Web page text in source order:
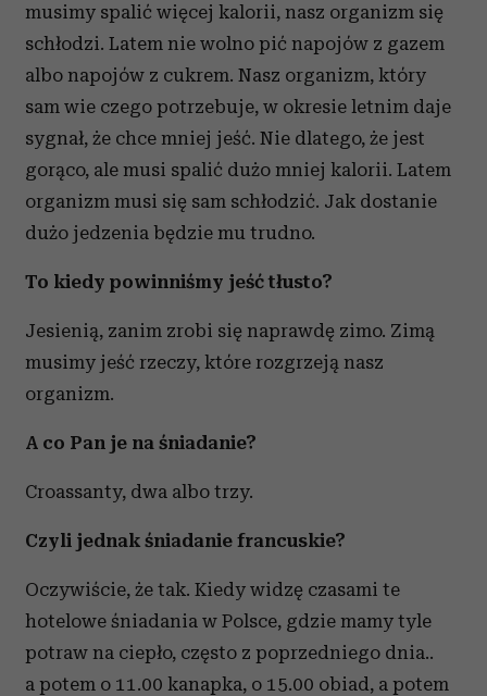
musimy spalić więcej kalorii, nasz organizm się
schłodzi. Latem nie wolno pić napojów z gazem
albo napojów z cukrem. Nasz organizm, który
sam wie czego potrzebuje, w okresie letnim daje
sygnał, że chce mniej jeść. Nie dlatego, że jest
gorąco, ale musi spalić dużo mniej kalorii. Latem
organizm musi się sam schłodzić. Jak dostanie
dużo jedzenia będzie mu trudno.
To kiedy powinniśmy jeść tłusto?
Jesienią, zanim zrobi się naprawdę zimo. Zimą
musimy jeść rzeczy, które rozgrzeją nasz
organizm.
A co Pan je na śniadanie?
Croassanty, dwa albo trzy.
Czyli jednak śniadanie francuskie?
Oczywiście, że tak. Kiedy widzę czasami te
hotelowe śniadania w Polsce, gdzie mamy tyle
potraw na ciepło, często z poprzedniego dnia..
a potem o 11.00 kanapka, o 15.00 obiad, a potem